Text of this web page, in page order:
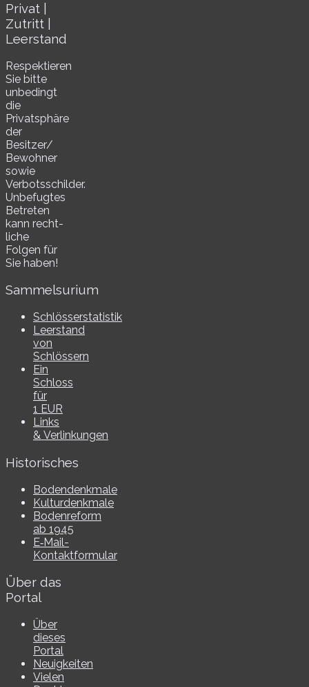
Privat |
Zutritt |
Leerstand
Respektieren
Sie bitte
unbe­dingt
die
Privatsphäre
der
Besitzer/​
Bewohner
sowie
Verbotsschilder.
Unbefugtes
Betreten
kann recht­
li­che
Folgen für
Sie haben!
Sammelsurium
Schlösserstatistik
Leerstand
von
Schlössern
Ein
Schloss
für
1 EUR
Links
& Verlinkungen
Historisches
Bodendenkmale
Kulturdenkmale
Bodenreform
ab 1945
E‑Mail-​​
Kontaktformular
Über das
Portal
Über
dieses
Portal
Neuigkeiten
Vielen